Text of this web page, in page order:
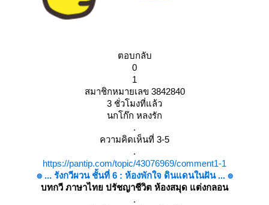
ตอบกลับ
0
1
สมาชิกหมายเลข 3842840
3 ชั่วโมงที่แล้ว
นกโก๊ก หลงรัก
.
ความคิดเห็นที่ 3-5
.
https://pantip.com/topic/43076969/comment1-1
๏ ... รังกวีผวน ชั้นที่ 6 : ห้องพักใจ ดินแดนในฝัน ... ๏
บทกวี ภาษาไทย ปรัชญาชีวิต ห้องสมุด แต่งกลอน
.